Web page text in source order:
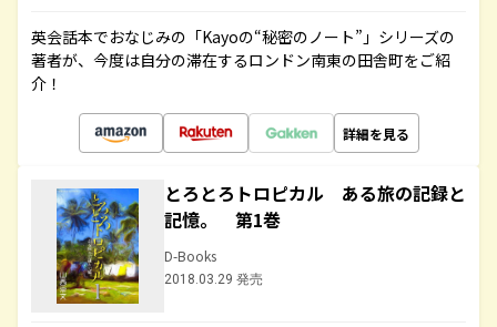
英会話本でおなじみの「Kayoの“秘密のノート”」シリーズの
著者が、今度は自分の滞在するロンドン南東の田舎町をご紹
介！
詳細を見る
とろとろトロピカル ある旅の記録と
記憶。 第1巻
D-Books
2018.03.29 発売